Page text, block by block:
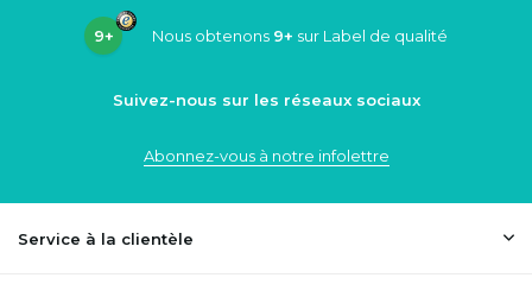
9+ Nous obtenons 9+ sur Label de qualité
Suivez-nous sur les réseaux sociaux
Abonnez-vous à notre infolettre
Service à la clientèle